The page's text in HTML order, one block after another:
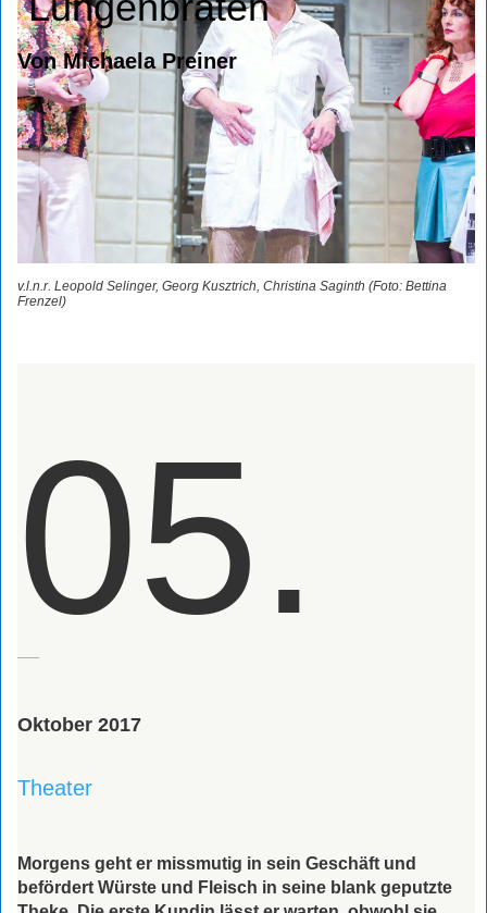
Von Michaela Preiner
v.l.n.r. Leopold Selinger, Georg Kusztrich, Christina Saginth (Foto: Bettina
Frenzel)
05.
Oktober 2017
Theater
Morgens geht er missmutig in sein Geschäft und
befördert Würste und Fleisch in seine blank geputzte